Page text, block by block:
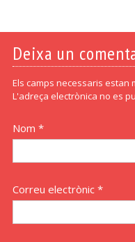
Deixa un
Els camps necessaris estan
L'adreça electrònica no es
Nom *
Correu electrònic *